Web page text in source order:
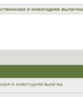
и новогодняя выпечка
и новогодняя выпечка